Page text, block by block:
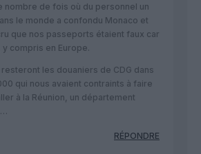
nombre de fois où du personnel un
le monde a confondu Monaco et
que nos passeports étaient faux car
compris en Europe.
les douaniers de CDG dans
qui nous avaient contraints à faire
à la Réunion, un département
RÉPONDRE